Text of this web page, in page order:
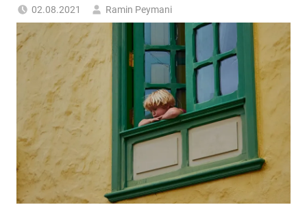
"2020",
"Weltchaos",
"Chronik
des
Untergangs",
"Hexenjagd",
"Das
Grauen"
und
"Spukschloss
Deutschland"
02.08.2021
Ramin Peymani
Tagesthema